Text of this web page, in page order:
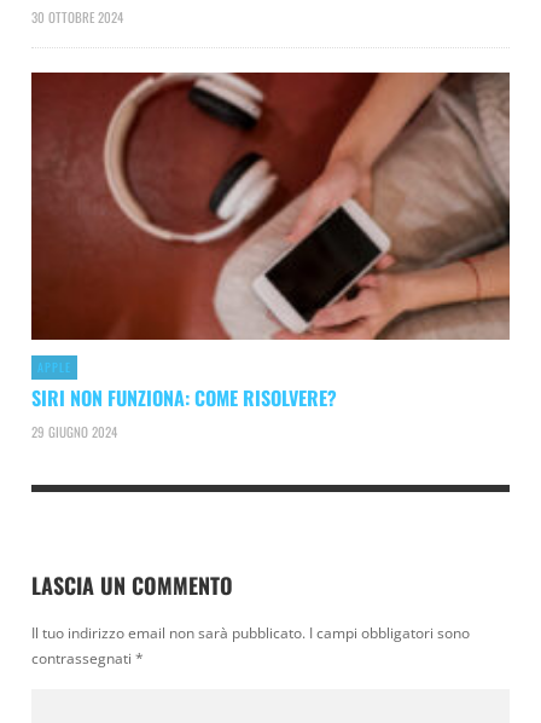
30 OTTOBRE 2024
APPLE
SIRI NON FUNZIONA: COME RISOLVERE?
29 GIUGNO 2024
LASCIA UN COMMENTO
Il tuo indirizzo email non sarà pubblicato. I campi obbligatori sono
contrassegnati *